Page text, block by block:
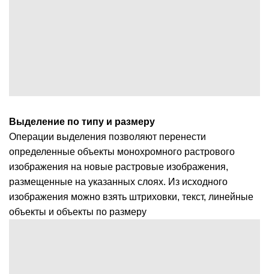
Выделение по типу и размеру
Операции выделения позволяют перенести
определенные объекты монохромного растрового
изображения на новые растровые изображения,
размещенные на указанных слоях. Из исходного
изображения можно взять штриховки, текст, линейные
объекты и объекты по размеру